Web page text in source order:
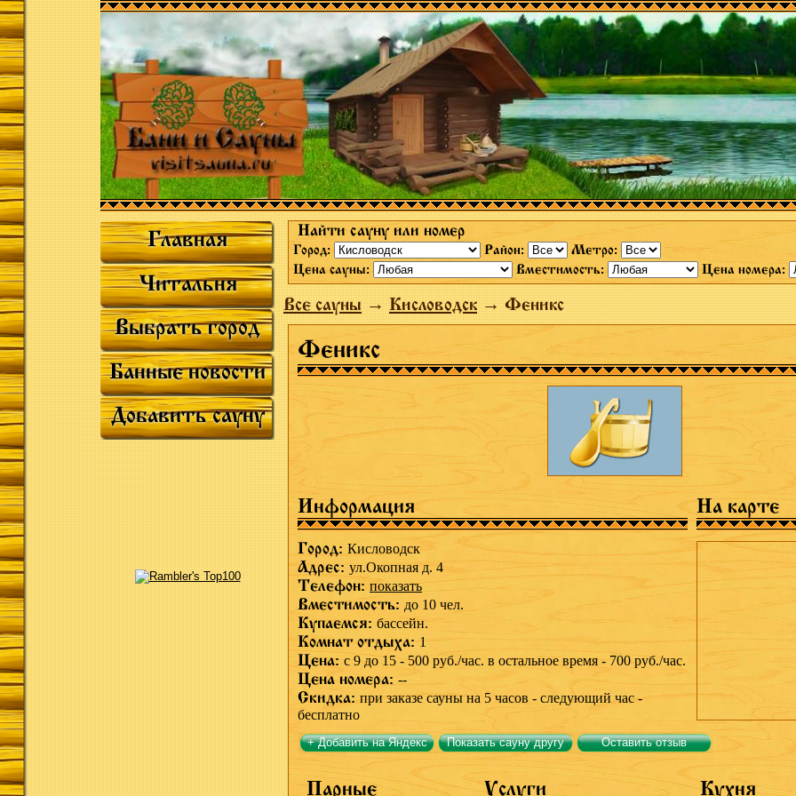
Главная
Читальня
Выбрать город
Банные новости
Добавить сауну
Найти сауну или номер
Город: Район:
Метро:
Цена сауны:
Вместимость: Цена номера:
Все сауны→Кисловодск→ Феникс
Феникс
Информация На карте
Город: Кисловодск
Адрес: ул.Окопная д. 4
Телефон: показать
Вместимость: до 10 чел.
Купаемся: бассейн.
Комнат отдыха: 1
Цена: с 9 до 15 - 500 руб./час. в остальное время - 700 руб./час.
Цена номера: --
Скидка: при заказе сауны на 5 часов - следующий час -
бесплатно
+ Добавить на Яндекс Показать сауну другу Оставить отзыв
Парные Услуги Кухня